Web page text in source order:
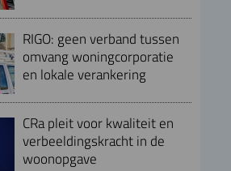
RIGO: geen verband tussen
omvang woningcorporatie
en lokale verankering
CRa pleit voor kwaliteit en
verbeeldingskracht in de
woonopgave